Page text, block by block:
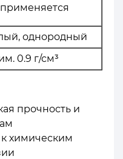
однородный
0.9 г/см³
прочность и
к химическим